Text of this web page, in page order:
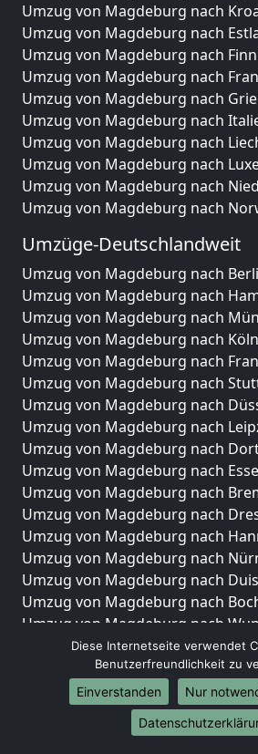
Umzug von Magdeburg nach
Umzug von Magdeburg nach
Umzug von Magdeburg nach
Umzug von Magdeburg nach
Umzug von Magdeburg nach
Umzug von Magdeburg nach
Umzug von Magdeburg nach
Umzug von Magdeburg nach
Umzug von Magdeburg nach
Umzug von Magdeburg nach
Umzüge-Deutschlandweit
Umzug von Magdeburg nach
Umzug von Magdeburg nach
Umzug von Magdeburg nach
Umzug von Magdeburg nach Köln
Umzug von Magdeburg nach
Umzug von Magdeburg nach
Umzug von Magdeburg nach
Umzug von Magdeburg nach
Umzug von Magdeburg nach
Umzug von Magdeburg nach
Umzug von Magdeburg nach
Umzug von Magdeburg nach
Umzug von Magdeburg nach
Umzug von Magdeburg nach
Umzug von Magdeburg nach
Umzug von Magdeburg nach
Umzug von Magdeburg nach
Umzug von Magdeburg nach
Umzug von Magdeburg nach
Umzug von Magdeburg nach
Internationale-Umzüge
Diese Internetseite verwendet
Benutzerfreundlichkeit zu
Einverstanden
Nur